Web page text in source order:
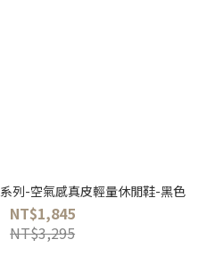
列-空氣感真皮輕量休閒鞋-黑色
NT$1,845
NT$3,295